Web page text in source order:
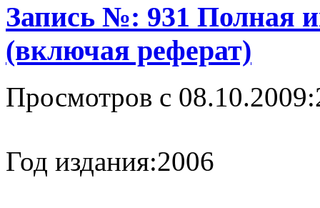
Запись №: 931 Полная
(включая реферат)
Просмотров с 08.10.2009:
Год издания:2006